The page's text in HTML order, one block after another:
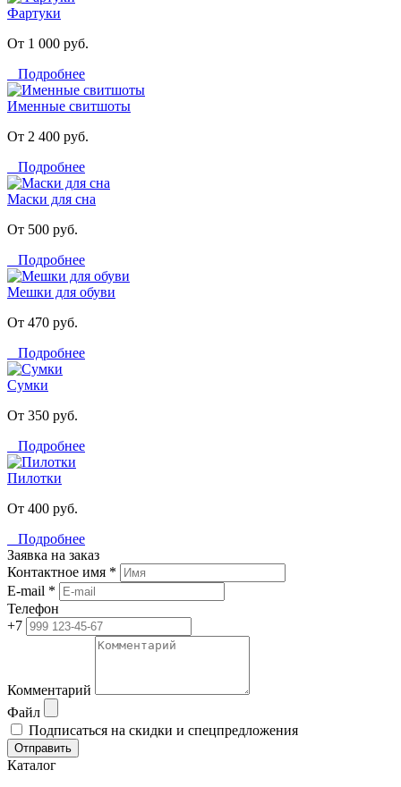
Фартуки
От 1 000 руб.
Подробнее
Именные свитшоты
От 2 400 руб.
Подробнее
Маски для сна
От 500 руб.
Подробнее
Мешки для обуви
От 470 руб.
Подробнее
Сумки
От 350 руб.
Подробнее
Пилотки
От 400 руб.
Подробнее
Заявка на заказ
Контактное имя *
E-mail *
Телефон
+7
Комментарий
Файл
Подписаться на скидки и спецпредложения
Отправить
Каталог